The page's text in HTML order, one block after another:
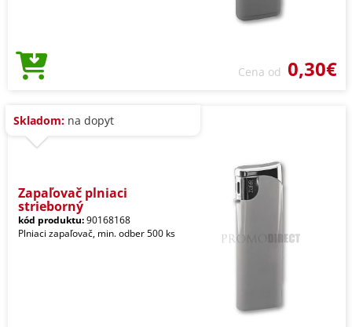
Cena od 0,30€
Skladom: na dopyt
Zapaľovač plniaci
strieborný
kód produktu:90168168
Plniaci zapaľovač, min. odber 500 ks